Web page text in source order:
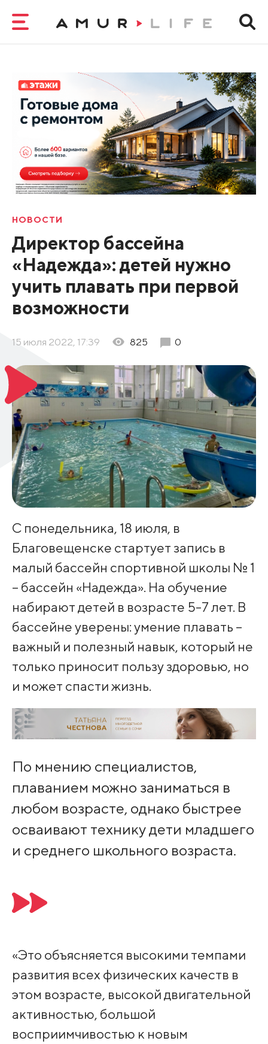
НОВОСТИ
Директор бассейна
«Надежда»: детей нужно
учить плавать при первой
возможности
15 июля 2022, 17:39 825 0
С понедельника, 18 июля, в
Благовещенске стартует запись в
малый бассейн спортивной школы № 1
– бассейн «Надежда». На обучение
набирают детей в возрасте 5-7 лет. В
бассейне уверены: умение плавать –
важный и полезный навык, который не
только приносит пользу здоровью, но
и может спасти жизнь.
По мнению специалистов,
плаванием можно заниматься в
любом возрасте, однако быстрее
осваивают технику дети младшего
и среднего школьного возраста.
«Это объясняется высокими темпами
развития всех физических качеств в
этом возрасте, высокой двигательной
активностью, большой
восприимчивостью к новым